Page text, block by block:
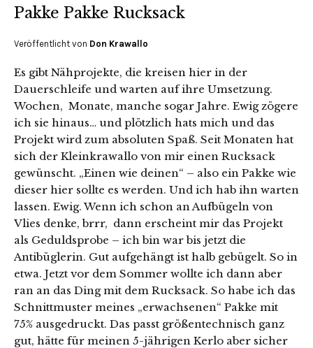
Pakke Pakke Rucksack
Veröffentlicht von Don Krawallo
Es gibt Nähprojekte, die kreisen hier in der
Dauerschleife und warten auf ihre Umsetzung.
Wochen, Monate, manche sogar Jahre. Ewig zögere
ich sie hinaus… und plötzlich hats mich und das
Projekt wird zum absoluten Spaß. Seit Monaten hat
sich der Kleinkrawallo von mir einen Rucksack
gewünscht. „Einen wie deinen“ – also ein Pakke wie
dieser hier sollte es werden. Und ich hab ihn warten
lassen. Ewig. Wenn ich schon an Aufbügeln von
Vlies denke, brrr, dann erscheint mir das Projekt
als Geduldsprobe – ich bin war bis jetzt die
Antibüglerin. Gut aufgehängt ist halb gebügelt. So in
etwa. Jetzt vor dem Sommer wollte ich dann aber
ran an das Ding mit dem Rucksack. So habe ich das
Schnittmuster meines „erwachsenen“ Pakke mit
75% ausgedruckt. Das passt größentechnisch ganz
gut, hätte für meinen 5-jährigen Kerlo aber sicher